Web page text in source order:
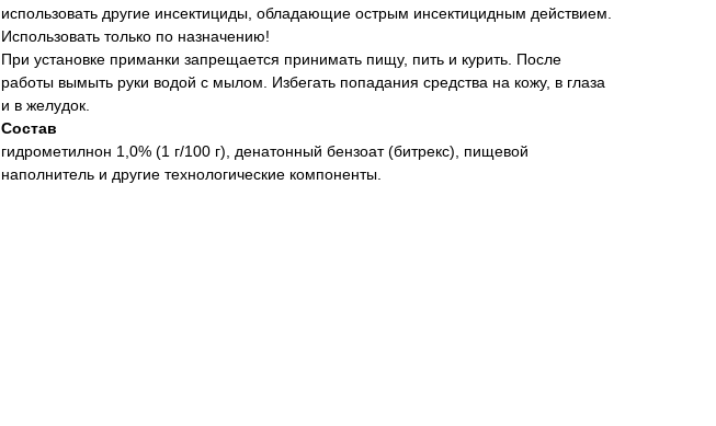
использовать другие инсектициды, обладающие острым инсектицидным действием.
Использовать только по назначению!
При установке приманки запрещается принимать пищу, пить и курить. После
работы вымыть руки водой с мылом. Избегать попадания средства на кожу, в глаза
и в желудок.
Состав
гидрометилнон 1,0% (1 г/100 г), денатонный бензоат (битрекс), пищевой
наполнитель и другие технологические компоненты.